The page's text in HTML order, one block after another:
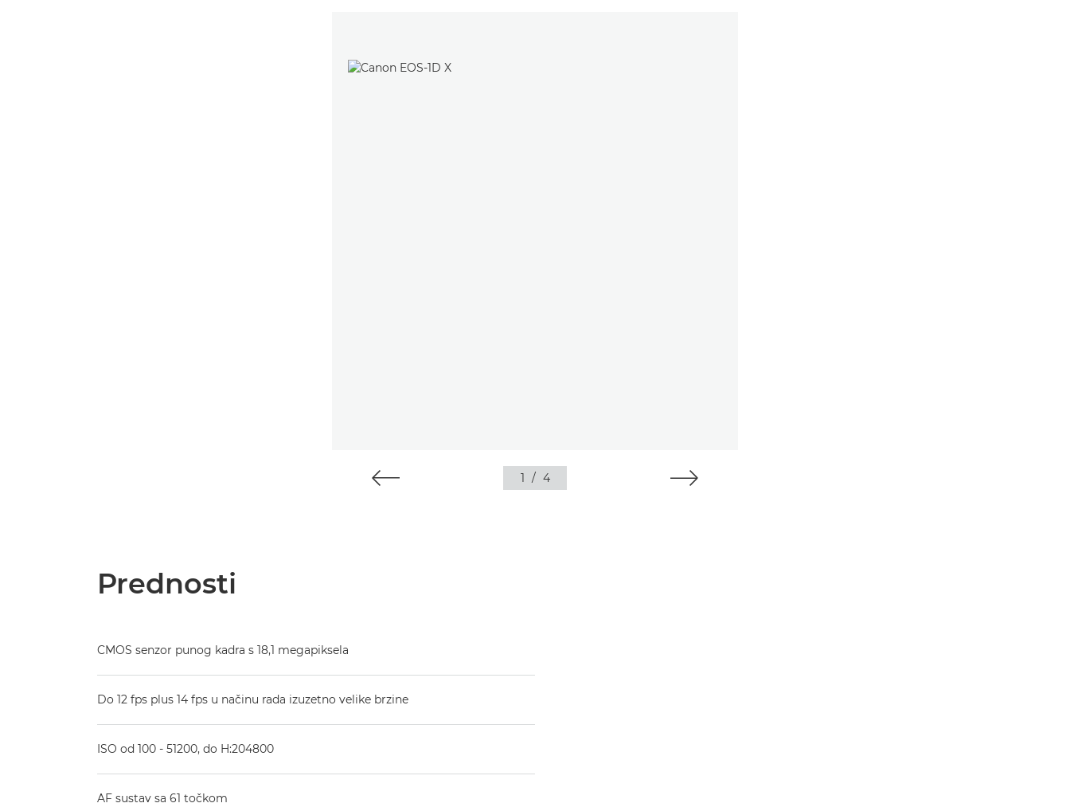
1 / 4
Prednosti
CMOS senzor punog kadra s 18,1 megapiksela
Do 12 fps plus 14 fps u načinu rada izuzetno velike brzine
ISO od 100 - 51200, do H:204800
AF sustav sa 61 točkom